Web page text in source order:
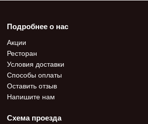
Подробнее о нас
Акции
Ресторан
Условия доставки
Способы оплаты
Оставить отзыв
Напишите нам
Схема проезда